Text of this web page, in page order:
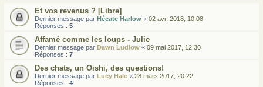
Et vos revenus ? [Libre]
Dernier message par Hécate Harlow « 02 avr. 2018, 10:08
Réponses : 5
Affamé comme les loups - Julie
Dernier message par Dawn Ludlow « 09 mai 2017, 12:30
Réponses : 7
Des chats, un Oishi, des questions!
Dernier message par Lucy Hale « 28 mars 2017, 20:22
Réponses : 4